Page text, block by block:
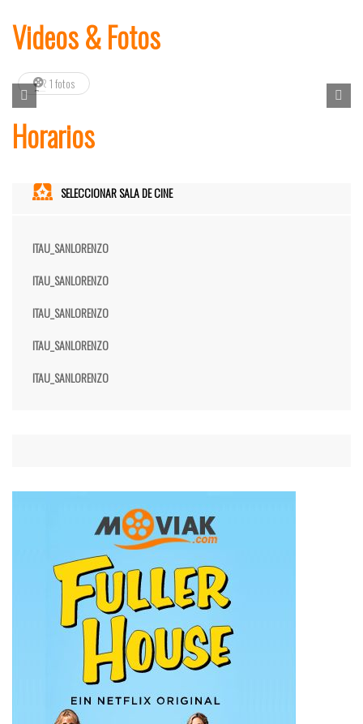
Videos & Fotos
1 fotos
Horarios
SELECCIONAR SALA DE CINE
ITAU_SANLORENZO
ITAU_SANLORENZO
ITAU_SANLORENZO
ITAU_SANLORENZO
ITAU_SANLORENZO